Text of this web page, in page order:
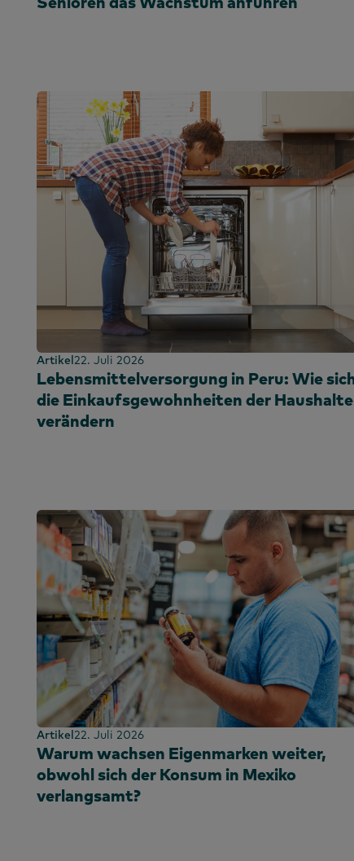
Schottland
Südafrika
Spanien
Vereinigte
Vereinigtes
Königreich
Artikel22. Juli 2026
Lebensmittelversorgung in Peru: Wie
die Einkaufsgewohnheiten der Haushalte
verändern
Artikel 22. Juli 2026
Warum wachsen Eigenmarken weiter,
obwohl sich der Konsum in Mexiko
verlangsamt?